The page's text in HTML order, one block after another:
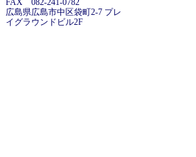
FAX 082-241-0782
広島県広島市中区袋町2-7 プレ
イグラウンドビル2F